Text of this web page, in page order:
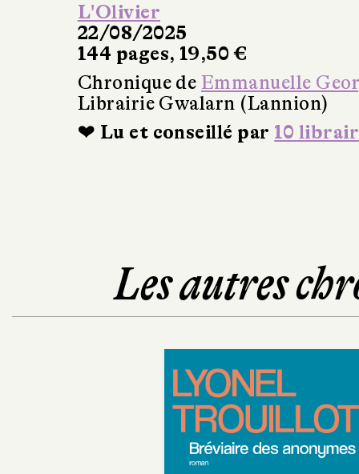
L'Olivier
22/08/2025
144 pages, 19,50 €
Chronique de Emmanuelle
Librairie Gwalarn (Lannion)
❤ Lu et conseillé par 10
Les autres